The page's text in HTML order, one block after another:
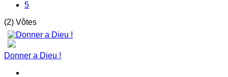
5
(2) Vôtes
Donner a Dieu !